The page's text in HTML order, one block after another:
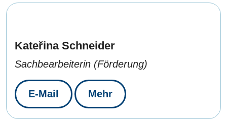
Kateřina Schneider
Sachbearbeiterin (Förderung)
E-Mail Mehr